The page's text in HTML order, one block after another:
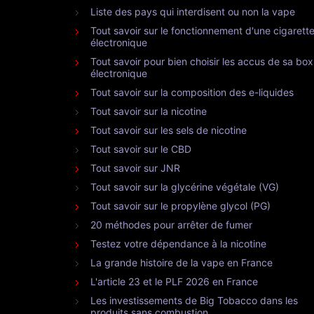
Liste des pays qui interdisent ou non la vape
Tout savoir sur le fonctionnement d'une cigarette
électronique
Tout savoir pour bien choisir les accus de sa box
électronique
Tout savoir sur la composition des e-liquides
Tout savoir sur la nicotine
Tout savoir sur les sels de nicotine
Tout savoir sur le CBD
Tout savoir sur JNR
Tout savoir sur la glycérine végétale (VG)
Tout savoir sur le propylène glycol (PG)
20 méthodes pour arrêter de fumer
Testez votre dépendance à la nicotine
La grande histoire de la vape en France
L'article 23 et le PLF 2026 en France
Les investissements de Big Tobacco dans les